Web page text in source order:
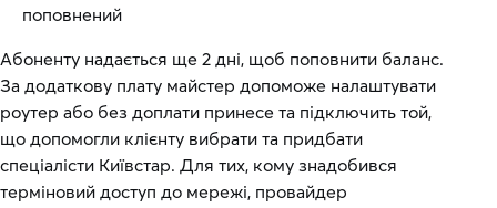
поповнений
Абоненту надається ще 2 дні, щоб поповнити баланс.
За додаткову плату майстер допоможе налаштувати
роутер або без доплати принесе та підключить той,
що допомогли клієнту вибрати та придбати
спеціалісти Київстар. Для тих, кому знадобився
терміновий доступ до мережі, провайдер